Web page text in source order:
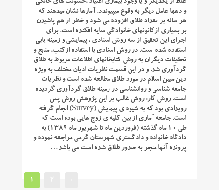
غلط از یکدیگر و یا وجود بیماری اعتیاد ،خشونت های خانگی
و ده­ها عامل دیگر به وقوع می­پیوندد. آمارها نشان می­دهند که
هر ساله بر تعداد طلاق افزوده می شود و خطر از هم پاشیدن
بر بسیاری ازکانون­های خانوادگی سایه افکنده است. برای
اجرای این تحقیق از سه روش اسنادی ، پیمایشی و زمینه یابی
استفاده شده است. در روش اسنادی با استفاده ازکتب، منابع و
تحقیقات دیگران به روش کتابخانه­ای اطلاعات مربوط به طلاق
گردآوری شد. و در این قسمت نظریات ادیان مختلف به ویژه
دین مبین اسلام در مورد طلاق مطالعه شده است و نظریات
جامعه شناسی و روان­شناسی در زمینه طلاق گردآوری گردیده
است. روش کار: روش غالب بر این پژوهش روش پس
رویدادی بود که به شیوه ی پیمایش (Survey) انجام گرفته
است. جامعه آماری از بین کلیه ی زوج هایی بوده است که
طی ۱۰ ماه گذشته (فروردین ماه تا شهریور ماه ۱۳۸۹) به
دادگاه خانواده و دادگستری شهرستان گرمی مراجعه نموده و
پرونده آنها منجر به صدور طلاق شده است می باشد…
1